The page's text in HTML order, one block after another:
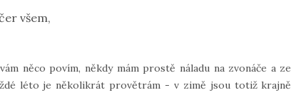
všem,
něco povím, někdy mám prostě náladu na zvonáče a ze
léto je několikrát provětrám - v zimě jsou totiž krajně